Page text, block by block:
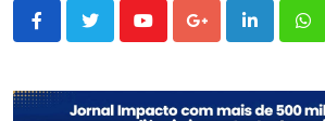
YoutubeGoogle+LinkedIn